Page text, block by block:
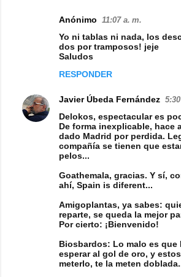
Anónimo 11:07 a. m.
Yo ni tablas ni nada, los
dos por tramposos! jeje
Saludos
RESPONDER
Javier Úbeda Fernández
Delokos, espectacular es
De forma inexplicable, hace
dado Madrid por perdida.
compañía se tienen que
pelos...
Goathemala, gracias. Y sí,
ahí, Spain is diferent...
Amigoplantas, ya sabes:
reparte, se queda la mejor
Por cierto: ¡Bienvenido!
Biosbardos: Lo malo es que
esperar al gol de oro, y
meterlo, te la meten